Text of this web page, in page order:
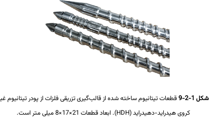
شکل 1-2-9
قطعات تیتانیوم ساخته شده از قالب‌گیری تزریقی فلزات از پودر تیتانیوم غیر
کروی هیدراید-دهیدراید (HDH). ابعاد قطعات 21×17×8 میلی متر است.